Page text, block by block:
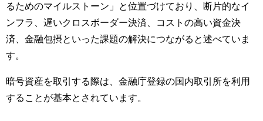
るためのマイルストーン」と位置づけており、断片的なイ
ンフラ、遅いクロスボーダー決済、コストの高い資金決
済、金融包摂といった課題の解決につながると述べていま
す。
暗号資産を取引する際は、金融庁登録の国内取引所を利用
することが基本とされています。